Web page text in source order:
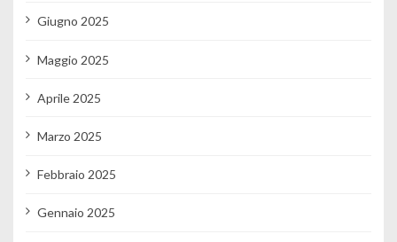
Giugno 2025
Maggio 2025
Aprile 2025
Marzo 2025
Febbraio 2025
Gennaio 2025